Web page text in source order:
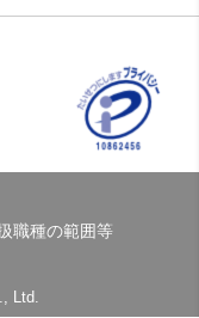
職種の範囲等
Ltd.